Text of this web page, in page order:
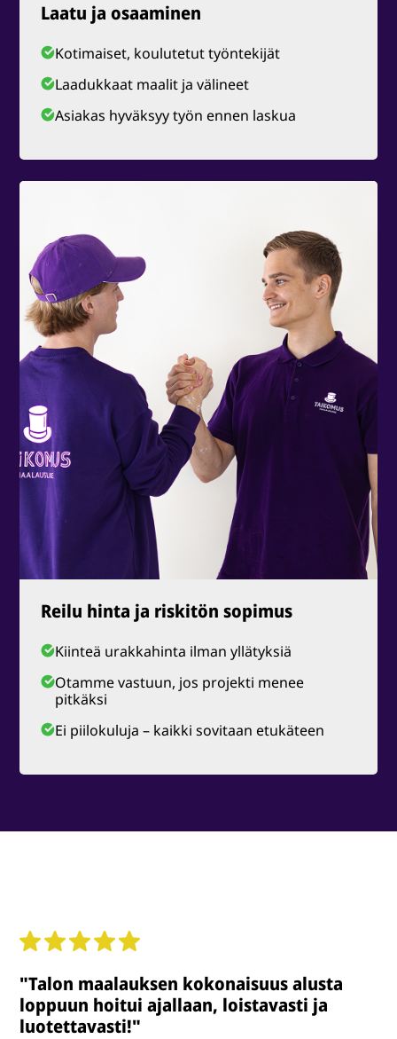
Laatu ja osaaminen
Kotimaiset, koulutetut työntekijät
Laadukkaat maalit ja välineet
Asiakas hyväksyy työn ennen laskua
Reilu hinta ja riskitön sopimus
Kiinteä urakkahinta ilman yllätyksiä
Otamme vastuun, jos projekti menee
pitkäksi
Ei piilokuluja – kaikki sovitaan etukäteen
"Talon maalauksen kokonaisuus alusta
loppuun hoitui ajallaan, loistavasti ja
luotettavasti!"